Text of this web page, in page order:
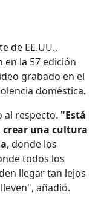
de EE.UU.,
en la 57 edición
grabado en el
doméstica.
al respecto. "Está
crear una cultura
, donde los
todos los
llegar tan lejos
añadió.